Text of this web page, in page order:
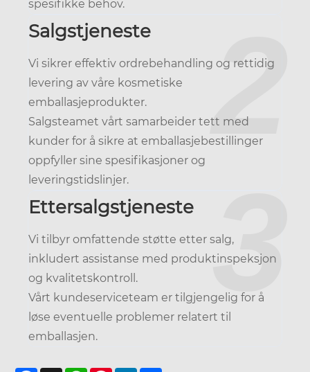
spesifikke behov.
Salgstjeneste
Vi sikrer effektiv ordrebehandling og rettidig
levering av våre kosmetiske
emballasjeprodukter.
Salgsteamet vårt samarbeider tett med
kunder for å sikre at emballasjebestillinger
oppfyller sine spesifikasjoner og
leveringstidslinjer.
2
Ettersalgstjeneste
Vi tilbyr omfattende støtte etter salg,
inkludert assistanse med produktinspeksjon
og kvalitetskontroll.
Vårt kundeserviceteam er tilgjengelig for å
løse eventuelle problemer relatert til
emballasjen.
3